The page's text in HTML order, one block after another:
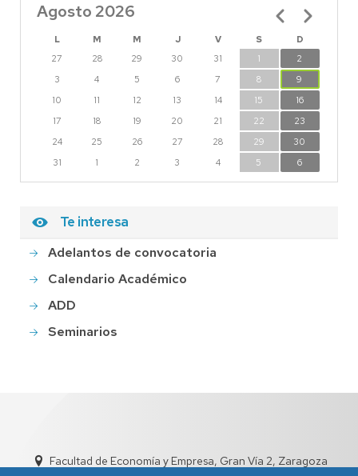
Agosto 2026
L M M J V S
D
27
28 29 30 31 1
2
3
4 5 6 7 8
9
10
11 12 13 14 15
16
17
18 19 20 21 22
23
24
25 26 27 28 29
30
31
1 2 3 4 5 6
Paginación
Te interesa
Adelantos de convocatoria
Calendario Académico
ADD
Seminarios
Facultad de Economía y Empresa, Gran Vía 2, Zaragoza